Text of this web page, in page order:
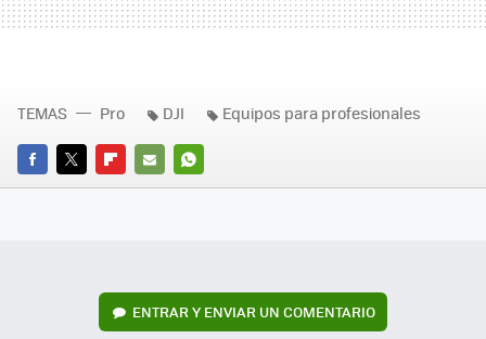
FACEBOOK
TWITTERFLIPBOARD
E-
WHATSAPP
TEMAS Pro DJI Equipos para profesionales
ENTRAR Y ENVIAR UN COMENTARIO